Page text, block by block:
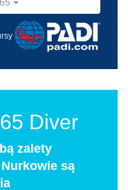
Diver
zalety
są